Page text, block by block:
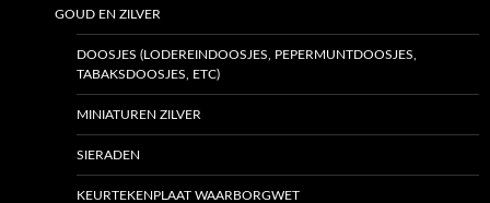
GOUD EN ZILVER
DOOSJES (LODEREINDOOSJES, PEPERMUNTDOOSJES,
TABAKSDOOSJES, ETC)
MINIATUREN ZILVER
SIERADEN
KEURTEKENPLAAT WAARBORGWET